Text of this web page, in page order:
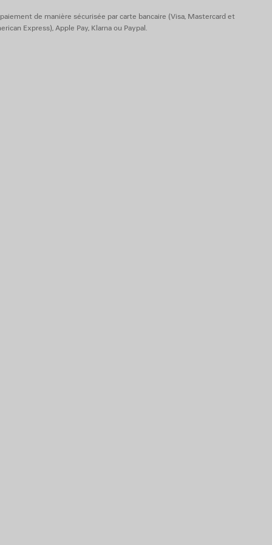
de manière sécurisée par carte bancaire (Visa, Mastercard et
Express), Apple Pay, Klarna ou Paypal.